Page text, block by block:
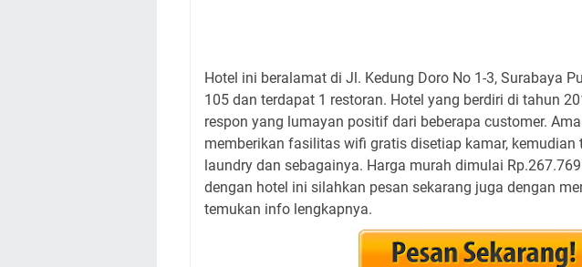
Hotel ini beralamat di Jl. Kedung Doro No 1-3, Surabaya
105 dan terdapat 1 restoran. Hotel yang berdiri di tahun
respon yang lumayan positif dari beberapa customer.
memberikan fasilitas wifi gratis disetiap kamar,
laundry dan sebagainya. Harga murah dimulai
dengan hotel ini silahkan pesan sekarang juga dengan
temukan info lengkapnya.